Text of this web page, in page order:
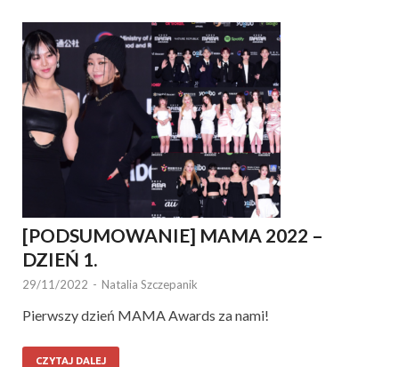
[PODSUMOWANIE] MAMA 2022 –
DZIEŃ 1.
29/11/2022 - Natalia Szczepanik
Pierwszy dzień MAMA Awards za nami!
CZYTAJ DALEJ